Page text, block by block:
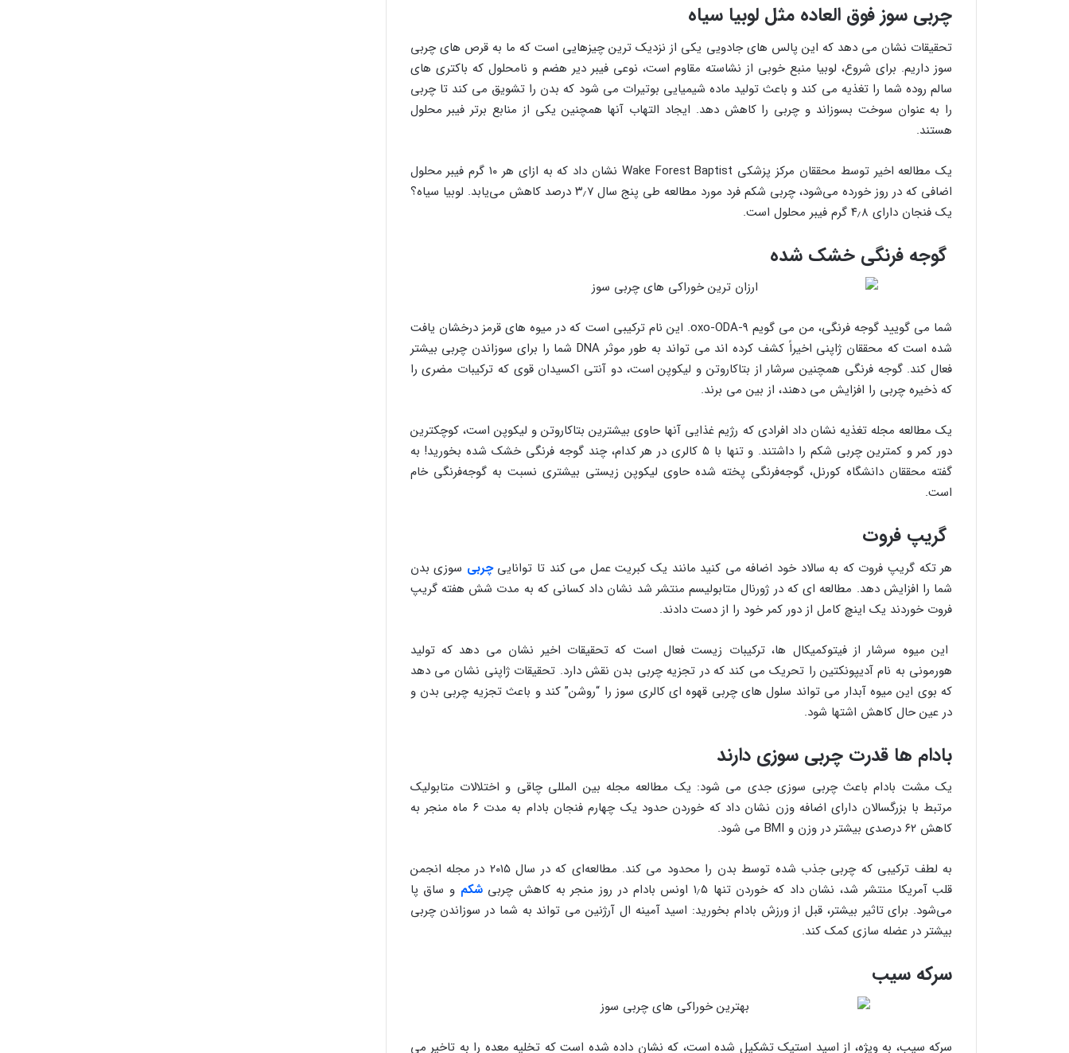
چربی سوز فوق العاده مثل لوبیا سیاه
تحقیقات نشان می دهد که این پالس های جادویی یکی از نزدیک ترین چیزهایی است که ما به قرص های چربی
سوز داریم. برای شروع، لوبیا منبع خوبی از نشاسته مقاوم است، نوعی فیبر دیر هضم و نامحلول که باکتری های
سالم روده شما را تغذیه می کند و باعث تولید ماده شیمیایی بوتیرات می شود که بدن را تشویق می کند تا چربی
را به عنوان سوخت بسوزاند و چربی را کاهش دهد. ایجاد التهاب آنها همچنین یکی از منابع برتر فیبر محلول
هستند.
یک مطالعه اخیر توسط محققان مرکز پزشکی Wake Forest Baptist نشان داد که به ازای هر ۱۰ گرم فیبر محلول
اضافی که در روز خورده می‌شود، چربی شکم فرد مورد مطالعه طی پنج سال ۳٫۷ درصد کاهش می‌یابد. لوبیا سیاه؟
یک فنجان دارای ۴٫۸ گرم فیبر محلول است.
گوجه فرنگی خشک شده
شما می گویید گوجه فرنگی، من می گویم ۹-oxo-ODA. این نام ترکیبی است که در میوه های قرمز درخشان یافت
شده است که محققان ژاپنی اخیراً کشف کرده اند می تواند به طور موثر DNA شما را برای سوزاندن چربی بیشتر
فعال کند. گوجه فرنگی همچنین سرشار از بتاکاروتن و لیکوپن است، دو آنتی اکسیدان قوی که ترکیبات مضری را
که ذخیره چربی را افزایش می دهند، از بین می برند.
یک مطالعه مجله تغذیه نشان داد افرادی که رژیم غذایی آنها حاوی بیشترین بتاکاروتن و لیکوپن است، کوچکترین
دور کمر و کمترین چربی شکم را داشتند. و تنها با ۵ کالری در هر کدام، چند گوجه فرنگی خشک شده بخورید! به
گفته محققان دانشگاه کورنل، گوجه‌فرنگی پخته شده حاوی لیکوپن زیستی بیشتری نسبت به گوجه‌فرنگی خام
است.
گریپ فروت
هر تکه گریپ فروت که به سالاد خود اضافه می کنید مانند یک کبریت عمل می کند تا تواناییچربی سوزی بدن
شما را افزایش دهد. مطالعه ای که در ژورنال متابولیسم منتشر شد نشان داد کسانی که به مدت شش هفته گریپ
فروت خوردند یک اینچ کامل از دور کمر خود را از دست دادند.
این میوه سرشار از فیتوکمیکال ها، ترکیبات زیست فعال است که تحقیقات اخیر نشان می دهد که تولید
هورمونی به نام آدیپونکتین را تحریک می کند که در تجزیه چربی بدن نقش دارد. تحقیقات ژاپنی نشان می دهد
که بوی این میوه آبدار می تواند سلول های چربی قهوه ای کالری سوز را “روشن” کند و باعث تجزیه چربی بدن و
در عین حال کاهش اشتها شود.
بادام ها قدرت چربی سوزی دارند
یک مشت بادام باعث چربی سوزی جدی می شود: یک مطالعه مجله بین المللی چاقی و اختلالات متابولیک
مرتبط با بزرگسالان دارای اضافه وزن نشان داد که خوردن حدود یک چهارم فنجان بادام به مدت ۶ ماه منجر به
کاهش ۶۲ درصدی بیشتر در وزن و BMI می شود.
به لطف ترکیبی که چربی جذب شده توسط بدن را محدود می کند. مطالعه‌ای که در سال ۲۰۱۵ در مجله انجمن
قلب آمریکا منتشر شد، نشان داد که خوردن تنها ۱٫۵ اونس بادام در روز منجر به کاهش چربی
شکم و ساق پا
می‌شود. برای تاثیر بیشتر، قبل از ورزش بادام بخورید: اسید آمینه ال آرژنین می تواند به شما در سوزاندن چربی
بیشتر در عضله سازی کمک کند.
سرکه سیب
سرکه سیب، به ویژه، از اسید استیک تشکیل شده است، که نشان داده شده است که تخلیه معده را به تاخیر می